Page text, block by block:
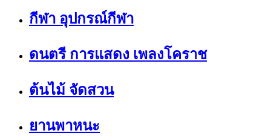
กีฬา อุปกรณ์กีฬา
ดนตรี การแสดง เพลงโคราช
ต้นไม้ จัดสวน
ยานพาหนะ